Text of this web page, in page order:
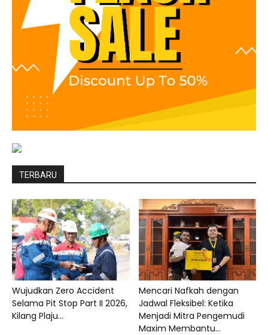
TERBARU
Wujudkan Zero Accident
Selama Pit Stop Part II 2026,
Kilang Plaju...
Mencari Nafkah dengan
Jadwal Fleksibel: Ketika
Menjadi Mitra Pengemudi
Maxim Membantu...